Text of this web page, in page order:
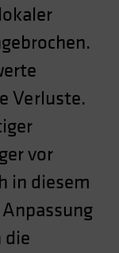
Verluste.
vor
in diesem
die